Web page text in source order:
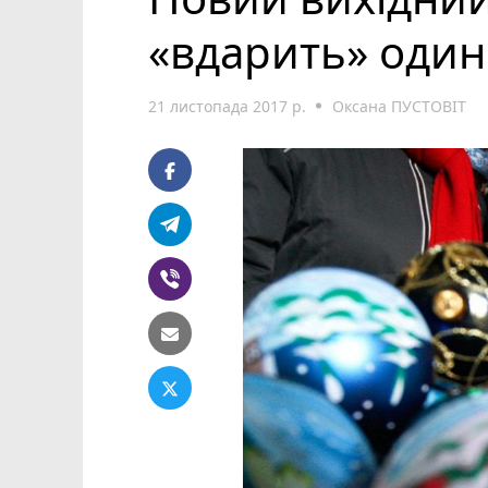
«вдарить»
21 листопада 2017 р. Оксана ПУСТОВІТ